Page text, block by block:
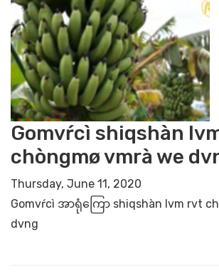
Gomvŕcì shiqshàn
chòngmø vmrà we
Thursday, June 11, 2020
Gomvŕcì အာရုံ‌ကြော shiqshàn lvm rvt
dvng